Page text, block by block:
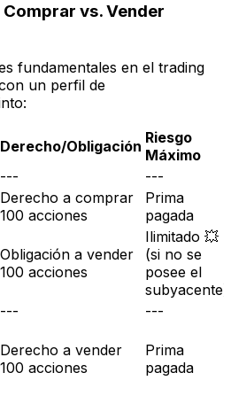
vs. Vender
fundamentales en el trading
un perfil de
Derecho/Obligación Riesgo
Máximo
---
---
Derecho a comprar
100 acciones
Prima
pagada
Obligación a vender
100 acciones
Ilimitado 💥
(si no se
posee el
subyacente)
--- ---
Derecho a vender
100 acciones
Prima
pagada